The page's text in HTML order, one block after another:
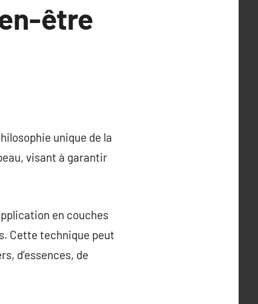
être
unique de la
visant à garantir
en couches
Cette technique peut
d’essences, de